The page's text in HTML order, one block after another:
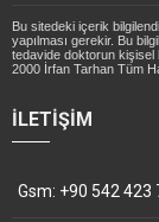
Bu sitedeki içerik
yapılması gerekir. Bu
tedavide doktorun kişisel
2000 İrfan Tarhan Tüm
İLETIŞIM
Gsm: +90 542 423